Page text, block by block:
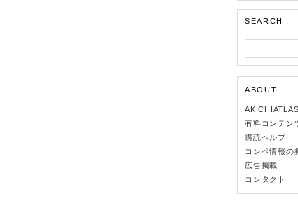
SEARCH
ABOUT
有料コンテン
購読ヘルプ
コンペ情報の
広告掲載
コンタクト